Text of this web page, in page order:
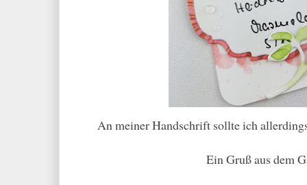
An meiner Handschrift sollte ich
Ein Gruß aus dem